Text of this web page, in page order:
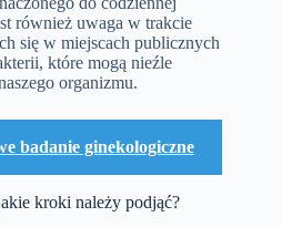
również uwaga w trakcie
się w miejscach publicznych
które mogą nieźle
organizmu.
badanie ginekologiczne
kroki należy podjąć?